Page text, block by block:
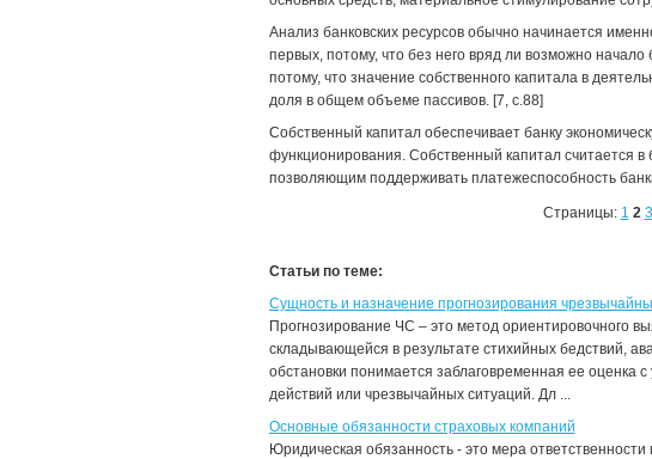
Анализ банковских ресурсов обычно начинается
первых, потому, что без него вряд ли возможно
потому, что значение собственного капитала в
доля в общем объеме пассивов. [7, с.88]
Собственный капитал обеспечивает банку
функционирования. Собственный капитал считается в
позволяющим поддерживать платежеспособность
Страницы: 1 2 3
Статьи по теме:
Сущность и назначение прогнозирования
Прогнозирование ЧС – это метод ориентировочного
складывающейся в результате стихийных бедствий,
обстановки понимается заблаговременная ее оценка
действий или чрезвычайных ситуаций. Дл ...
Основные обязанности страховых компаний
Юридическая обязанность - это мера